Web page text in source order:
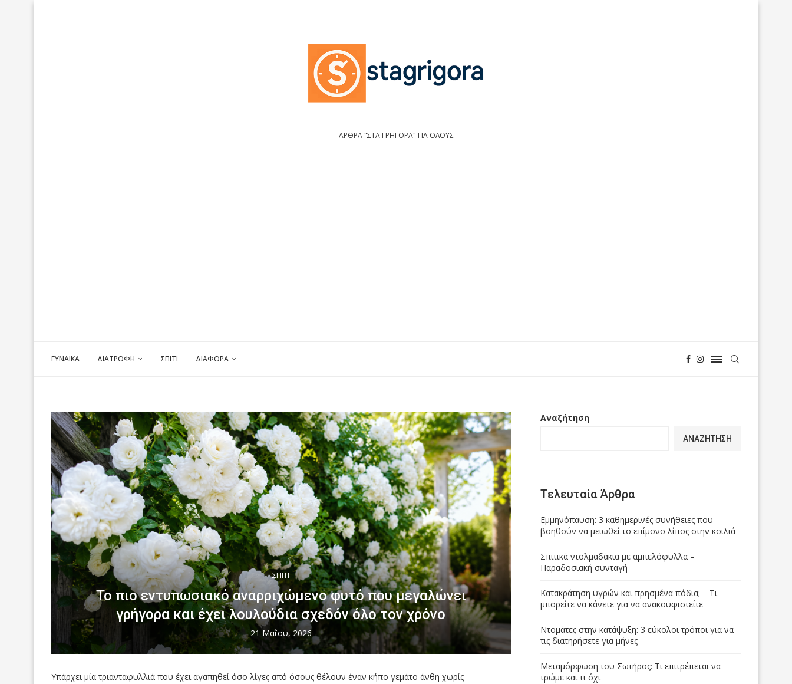
ΑΡΘΡΑ "ΣΤΑ ΓΡΗΓΟΡΑ" ΓΙΑ ΟΛΟΥΣ
ΓΥΝΑΙΚΑ ΔΙΑΤΡΟΦΗ ΣΠΙΤΙ ΔΙΑΦΟΡΑ
ΣΠΙΤΙ
Το πιο εντυπωσιακό αναρριχώμενο φυτό που μεγαλώνει
γρήγορα και έχει λουλούδια σχεδόν όλο τον χρόνο
21 Μαΐου, 2026
Υπάρχει μία τριανταφυλλιά που έχει αγαπηθεί όσο λίγες από όσους θέλουν έναν κήπο γεμάτο άνθη χωρίς
Αναζήτηση
ΑΝΑΖΉΤΗΣΗ
Τελευταία Άρθρα
Εμμηνόπαυση: 3 καθημερινές συνήθειες που
βοηθούν να μειωθεί το επίμονο λίπος στην κοιλιά
Σπιτικά ντολμαδάκια με αμπελόφυλλα –
Παραδοσιακή συνταγή
Κατακράτηση υγρών και πρησμένα πόδια; – Τι
μπορείτε να κάνετε για να ανακουφιστείτε
Ντομάτες στην κατάψυξη: 3 εύκολοι τρόποι για να
τις διατηρήσετε για μήνες
Μεταμόρφωση του Σωτήρος: Τι επιτρέπεται να
τρώμε και τι όχι